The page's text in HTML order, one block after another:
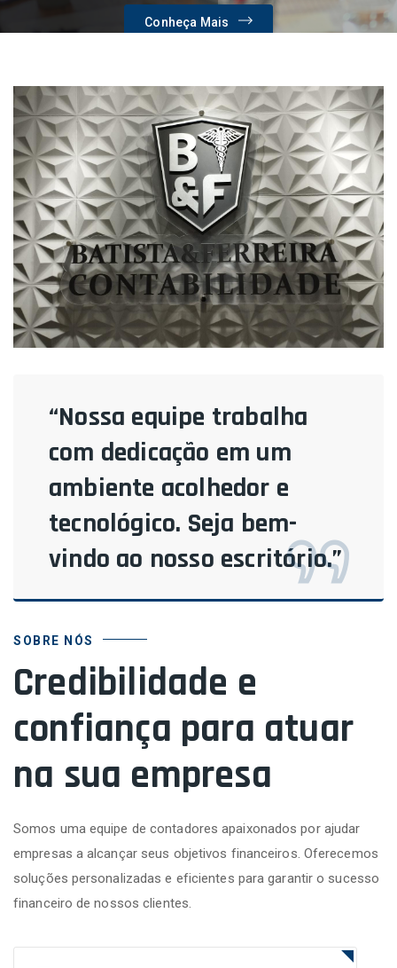
Conheça Mais
“Nossa equipe trabalha
com dedicação em um
ambiente acolhedor e
tecnológico. Seja bem-
vindo ao nosso escritório.”
SOBRE NÓS
Credibilidade e
confiança para atuar
na sua empresa
Somos uma equipe de contadores apaixonados por ajudar
empresas a alcançar seus objetivos financeiros. Oferecemos
soluções personalizadas e eficientes para garantir o sucesso
financeiro de nossos clientes.